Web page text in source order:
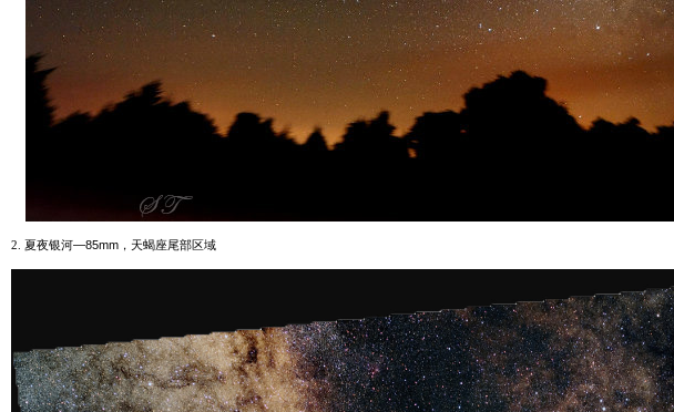
2. 夏夜银河—85mm ，天蝎座尾部区域